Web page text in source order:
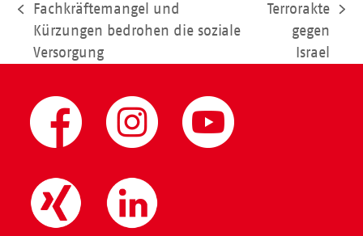
vorheriger
Beitrag:
Fachkräftemangel und
Kürzungen bedrohen die soziale
Versorgung
Nächster
Beitrag:
Terrorakte
gegen
Israel